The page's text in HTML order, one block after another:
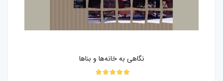
نگاهی به خانه‌ها و بناها